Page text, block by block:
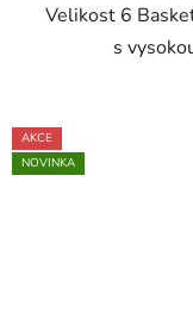
Velikost 6
s
AKCE
NOVINKA